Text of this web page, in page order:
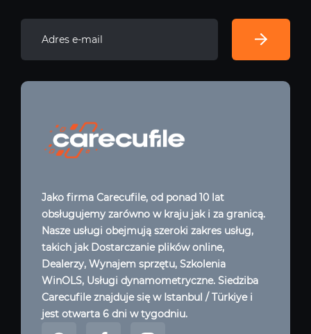
Jako firma Carecufile, od ponad 10 lat
obsługujemy zarówno w kraju jak i za granicą.
Nasze usługi obejmują szeroki zakres usług,
takich jak Dostarczanie plików online,
Dealerzy, Wynajem sprzętu, Szkolenia
WinOLS, Usługi dynamometryczne. Siedziba
Carecufile znajduje się w Istanbul / Türkiye i
jest otwarta 6 dni w tygodniu.